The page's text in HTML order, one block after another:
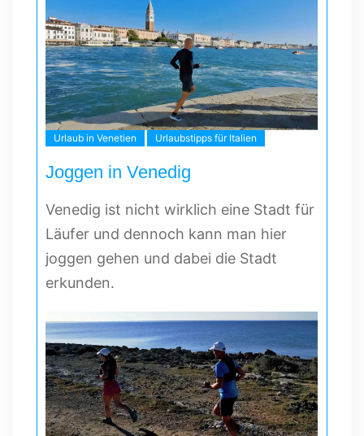
Urlaub in Venetien Urlaubstipps für Italien
Joggen in Venedig
Venedig ist nicht wirklich eine Stadt für
Läufer und dennoch kann man hier
joggen gehen und dabei die Stadt
erkunden.